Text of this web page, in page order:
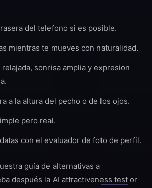
del telefono si es posible.
mientras te mueves con naturalidad.
sonrisa amplia y expresion
a la altura del pecho o de los ojos.
pero real.
con el evaluador de foto de perfil.
guía de alternativas a
después la AI attractiveness test or